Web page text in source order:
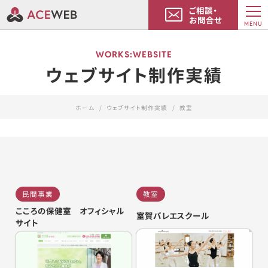
ご相談・
お問合せ
MENU
WORKS:WEBSITE
ウェブサイト制作実績
ホーム ウェブサイト制作実績 教室
民間事業
こころの保健室 オフィシャル
サイト
教室
室賀バレエスクール